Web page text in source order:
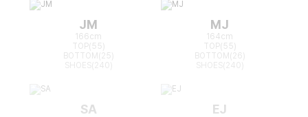
JM
166cm
TOP(55)
BOTTOM(25)
MJ
164cm
TOP(55)
BOTTOM(26)
SA EJ